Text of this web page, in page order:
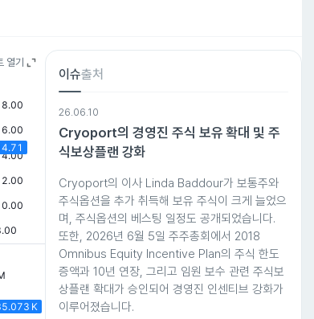
열기
이슈출처
26.06.10
Cryoport의 경영진 주식 보유 확대 및 주
식보상플랜 강화
Cryoport의 이사 Linda Baddour가 보통주와
주식옵션을 추가 취득해 보유 주식이 크게 늘었으
며, 주식옵션의 베스팅 일정도 공개되었습니다.
또한, 2026년 6월 5일 주주총회에서 2018
Omnibus Equity Incentive Plan의 주식 한도
증액과 10년 연장, 그리고 임원 보수 관련 주식보
상플랜 확대가 승인되어 경영진 인센티브 강화가
이루어졌습니다.